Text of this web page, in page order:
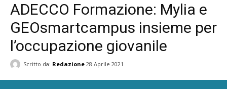
ADECCO Formazione: Mylia e
GEOsmartcampus insieme per
l’occupazione giovanile
Scritto da: Redazione 28 Aprile 2021